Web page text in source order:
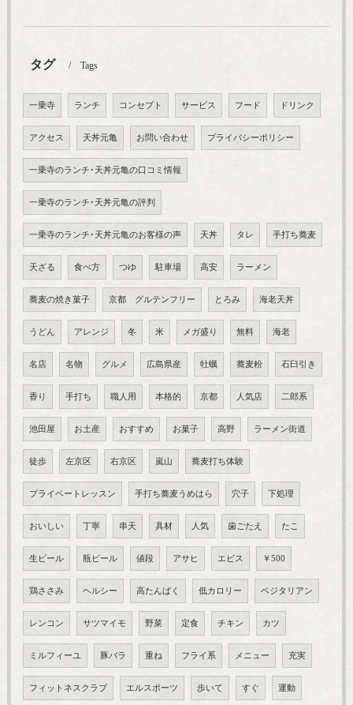
タグ Tags
一乗寺 ランチ コンセプト サービス フード ドリンク
アクセス 天丼元亀 お問い合わせ プライバシーポリシー
一乗寺のランチ･天丼元亀の口コミ情報
一乗寺のランチ･天丼元亀の評判
一乗寺のランチ･天丼元亀のお客様の声 天丼 タレ 手打ち蕎麦
天ざる 食べ方 つゆ 駐車場 高安 ラーメン
蕎麦の焼き菓子 京都 グルテンフリー とろみ 海老天丼
うどん アレンジ 冬 米 メガ盛り 無料 海老
名店 名物 グルメ 広島県産 牡蠣 蕎麦粉 石臼引き
香り 手打ち 職人用 本格的 京都 人気店 二郎系
池田屋 お土産 おすすめ お菓子 高野 ラーメン街道
徒歩 左京区 右京区 嵐山 蕎麦打ち体験
プライベートレッスン 手打ち蕎麦うめはら 穴子 下処理
おいしい 丁寧 串天 具材 人気 歯ごたえ たこ
生ビール 瓶ビール 値段 アサヒ エビス ￥500
鶏ささみ ヘルシー 高たんぱく 低カロリー ベジタリアン
レンコン サツマイモ 野菜 定食 チキン カツ
ミルフィーユ 豚バラ 重ね フライ系 メニュー 充実
フィットネスクラブ エルスポーツ 歩いて すぐ 運動